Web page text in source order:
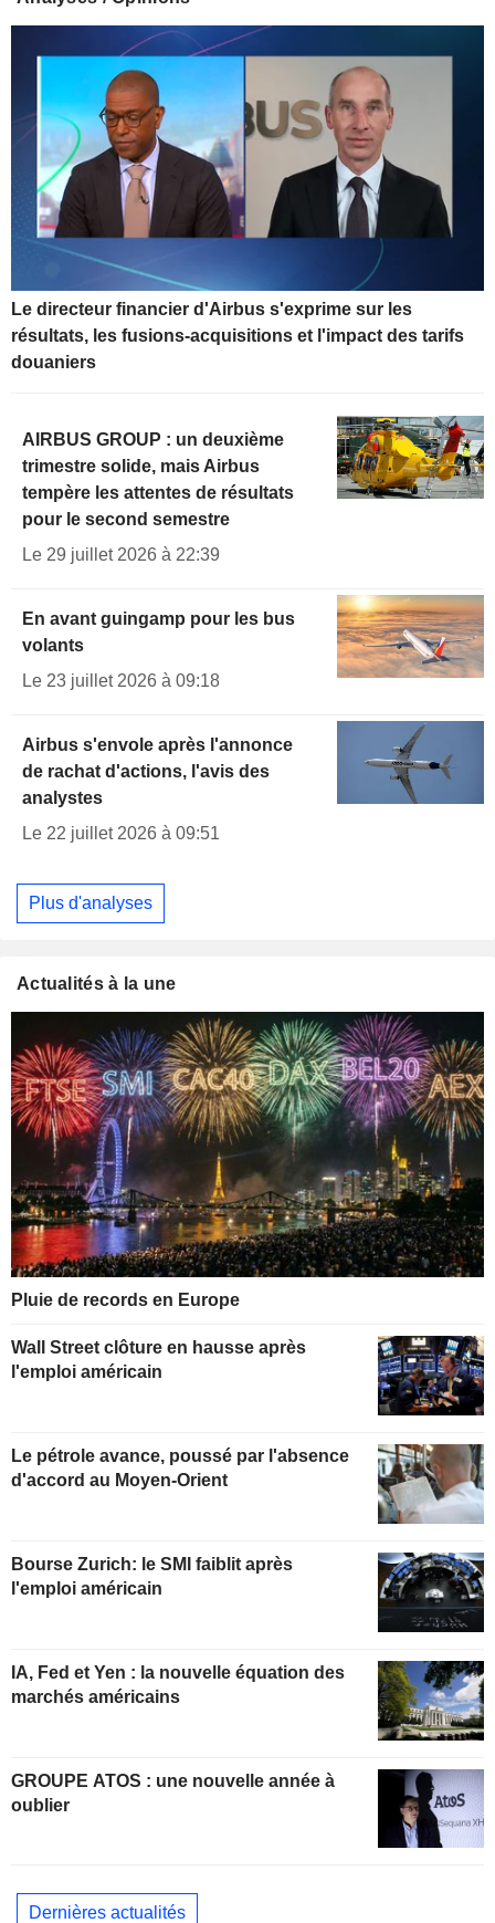
Le directeur financier d'Airbus s'exprime sur les
résultats, les fusions-acquisitions et l'impact des tarifs
douaniers
AIRBUS GROUP : un deuxième
trimestre solide, mais Airbus
tempère les attentes de résultats
pour le second semestre
Le 29 juillet 2026 à 22:39
En avant guingamp pour les bus
volants
Le 23 juillet 2026 à 09:18
Airbus s'envole après l'annonce
de rachat d'actions, l'avis des
analystes
Le 22 juillet 2026 à 09:51
Plus d'analyses
Actualités à la une
Pluie de records en Europe
Wall Street clôture en hausse après
l'emploi américain
Le pétrole avance, poussé par l'absence
d'accord au Moyen-Orient
Bourse Zurich: le SMI faiblit après
l'emploi américain
IA, Fed et Yen : la nouvelle équation des
marchés américains
GROUPE ATOS : une nouvelle année à
oublier
Dernières actualités